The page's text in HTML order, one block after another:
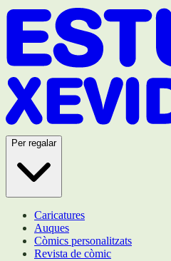
Per regalar
Caricatures
Auques
Còmics personalitzats
Revista de còmic